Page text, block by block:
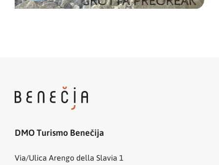
DMO Turismo Benečija
Via/Ulica Arengo della Slavia 1